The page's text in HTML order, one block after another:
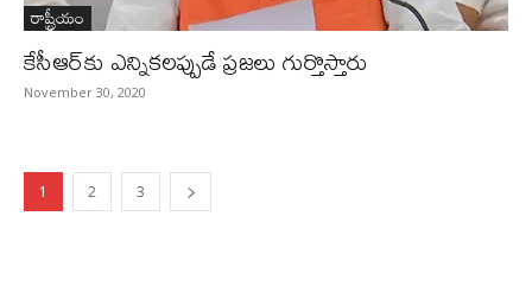
రాష్ట్రీయం
కేసీఆర్‌కు ఎన్నికలప్పుడే ప్రజలు గుర్తొస్తారు
November 30, 2020
1 2 3